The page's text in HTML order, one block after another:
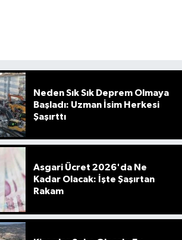
Neden Sık Sık Deprem Olmaya
Başladı: Uzman İsim Herkesi
Şaşırttı
Asgari Ücret 2026'da Ne
Kadar Olacak: İşte Şaşırtan
Rakam